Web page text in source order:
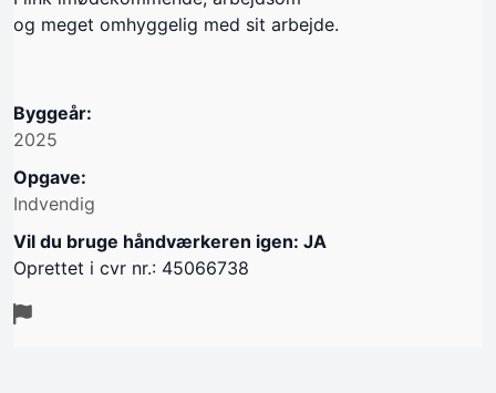
og meget omhyggelig med sit arbejde.
Byggeår:
2025
Opgave:
Indvendig
Vil du bruge håndværkeren igen: JA
Oprettet i cvr nr.: 45066738